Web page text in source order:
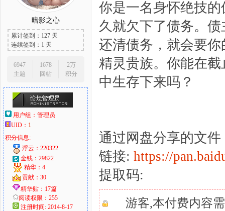
爱
暗影之心
累计签到：127 天
连续签到：1 天
6947
主题
1678
回帖
2万
积分
用户组： 管理员
UID： 1
积分信息:
浮云：220322
金钱：29822
精华：4
贡献：30
精华贴：17篇
阅读权限：255
注册时间: 2014-8-17
你是一名身怀绝技
久就欠下了债务。
还清债务，就会要
精灵贵族。你能在
中生存下来吗？
通过网盘分享的文件
链接: https://
提取码:
游客,本付费内容